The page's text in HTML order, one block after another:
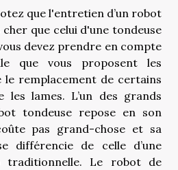
que l'entretien d’un robot
que celui d'une tondeuse
devez prendre en compte
que vous proposent les
le remplacement de certains
les lames. L’un des grands
tondeuse repose en son
pas grand-chose et sa
différencie de celle d’une
traditionnelle. Le robot de